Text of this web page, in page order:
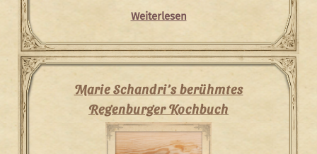
Weiterlesen
Marie Schandri’s berühmtes
Regenburger Kochbuch